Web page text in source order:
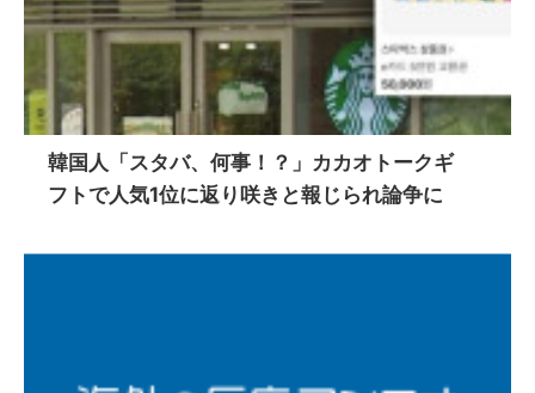
韓国人「スタバ、何事！？」カカオトークギ
フトで人気1位に返り咲きと報じられ論争に